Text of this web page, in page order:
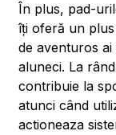
În plus, pad-
îți oferă un
de aventuros
aluneci. La
contribuie la
atunci când
actioneaza